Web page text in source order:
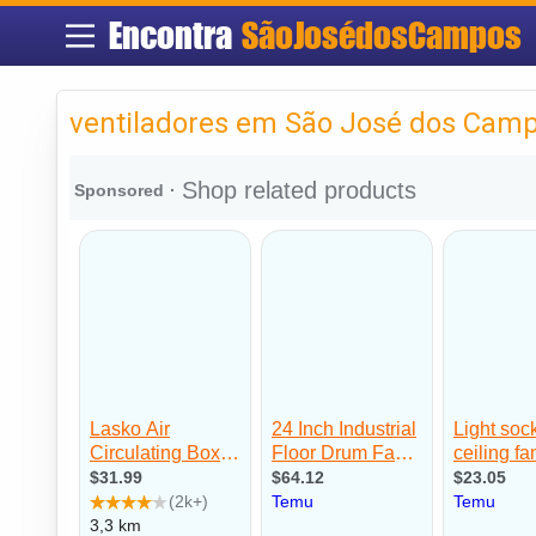
Encontra SãoJosédosCampos
ventiladores em São José dos